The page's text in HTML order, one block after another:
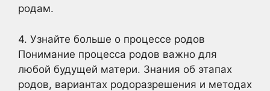
родам.
4. Узнайте больше о процессе родов
Понимание процесса родов важно для
любой будущей матери. Знания об этапах
родов, вариантах родоразрешения и методах